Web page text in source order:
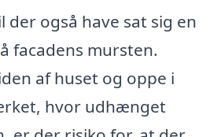
også have sat sig en
facadens mursten.
af huset og oppe i
hvor udhænget